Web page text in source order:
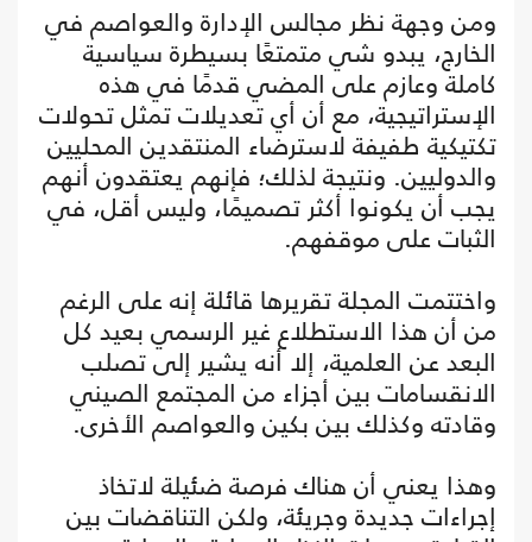
ومن وجهة نظر مجالس الإدارة والعواصم في
الخارج، يبدو شي متمتعًا بسيطرة سياسية
كاملة وعازم على المضي قدمًا في هذه
الإستراتيجية، مع أن أي تعديلات تمثل تحولات
تكتيكية طفيفة لاسترضاء المنتقدين المحليين
والدوليين. ونتيجة لذلك؛ فإنهم يعتقدون أنهم
يجب أن يكونوا أكثر تصميمًا، وليس أقل، في
الثبات على موقفهم.
واختتمت المجلة تقريرها قائلة إنه على الرغم
من أن هذا الاستطلاع غير الرسمي بعيد كل
البعد عن العلمية، إلا أنه يشير إلى تصلب
الانقسامات بين أجزاء من المجتمع الصيني
وقادته وكذلك بين بكين والعواصم الأخرى.
وهذا يعني أن هناك فرصة ضئيلة لاتخاذ
إجراءات جديدة وجريئة، ولكن التناقضات بين